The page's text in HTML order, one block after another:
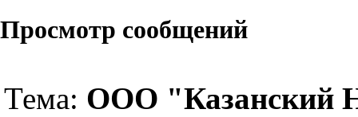
Просмотр сообщений
Тема: ООО "Казанский